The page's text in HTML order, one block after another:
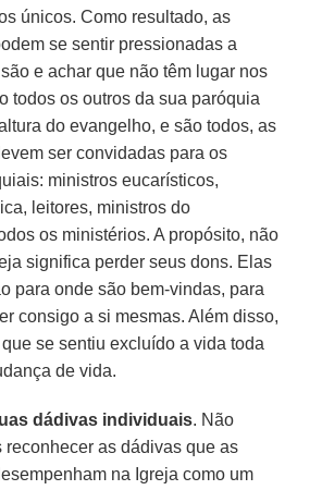
únicos. Como resultado, as
se sentir pressionadas a
e achar que não têm lugar nos
todos os outros da sua paróquia
do evangelho, e são todos, as
ser convidadas para os
ministros eucarísticos,
leitores, ministros do
os ministérios. A propósito, não
significa perder seus dons. Elas
para onde são bem-vindas, para
consigo a si mesmas. Além disso,
se sentiu excluído a vida toda
de vida.
dádivas individuais. Não
reconhecer as dádivas que as
na Igreja como um